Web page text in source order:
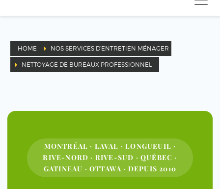
HOME NOS SERVICES D’ENTRETIEN MÉNAGER
NETTOYAGE DE BUREAUX PROFESSIONNEL
MONTRÉAL · LAVAL · LONGUEUIL ·
RIVE-NORD · RIVE-SUD · QUÉBEC ·
GATINEAU · OTTAWA · DEPUIS 2010